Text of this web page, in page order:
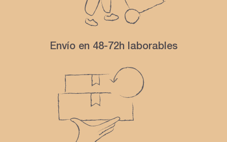
Envío en 48-72h laborables